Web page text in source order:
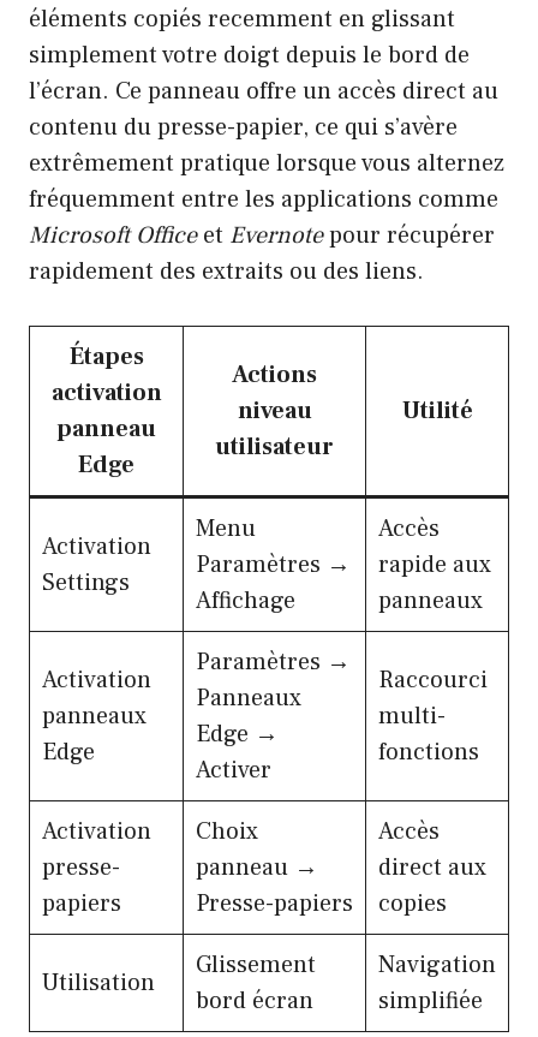
éléments copiés recemment en glissant
simplement votre doigt depuis le bord de
l’écran. Ce panneau offre un accès direct au
contenu du presse-papier, ce qui s’avère
extrêmement pratique lorsque vous alternez
fréquemment entre les applications comme
Microsoft Officeet Evernotepour récupérer
rapidement des extraits ou des liens.
Étapes
activation
panneau
Edge
Actions
niveau
utilisateur
Utilité
Activation
Settings
Menu
Paramètres →
Affichage
Accès
rapide aux
panneaux
Activation
panneaux
Edge
Paramètres →
Panneaux
Edge →
Activer
Raccourci
multi-
fonctions
Activation
presse-
papiers
Choix
panneau →
Presse-papiers
Accès
direct aux
copies
Utilisation
Glissement
bord écran
Navigation
simplifiée